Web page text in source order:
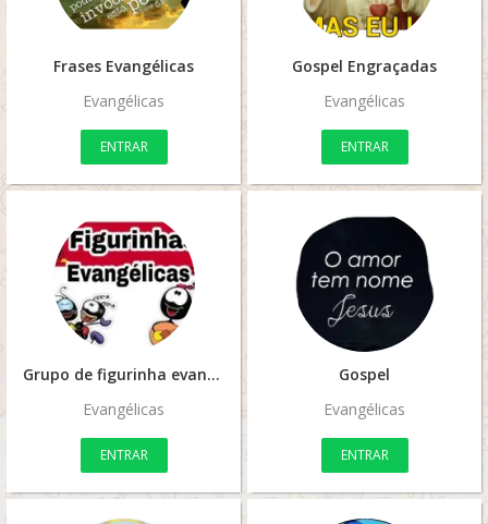
Frases Evangélicas
Evangélicas
ENTRAR
Gospel Engraçadas
Evangélicas
ENTRAR
Grupo de figurinha evangelica
Evangélicas
ENTRAR
Gospel
Evangélicas
ENTRAR